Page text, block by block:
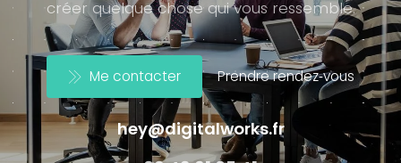
créer quelque chose qui vous ressemble.
Me contacter Prendre rendez‑vous
hey@digitalworks.fr